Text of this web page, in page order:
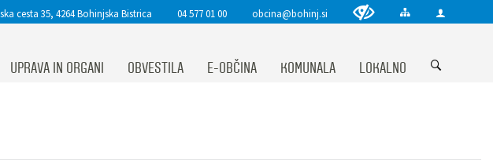
cesta 35, 4264 Bohinjska Bistrica 04 577 01 00 obcina@bohinj.si
UPRAVA IN ORGANI OBVESTILA E-OBČINA KOMUNALA LOKALNO